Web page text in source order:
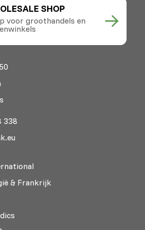
SHOP
voor groothandels en
338
& Frankrijk